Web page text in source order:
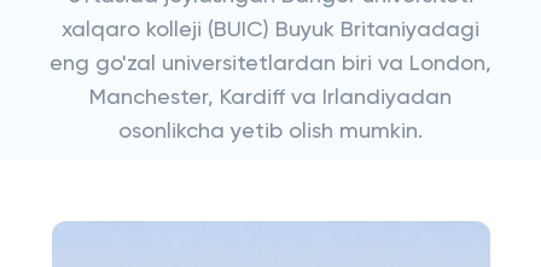
xalqaro kolleji (BUIC) Buyuk Britaniyadagi
eng go'zal universitetlardan biri va London,
Manchester, Kardiff va Irlandiyadan
osonlikcha yetib olish mumkin.